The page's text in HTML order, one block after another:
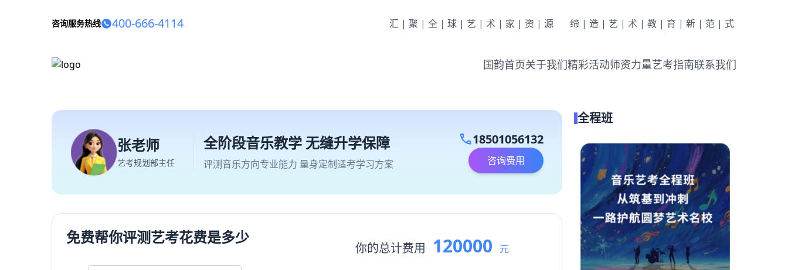
咨询服务热线 400-666-4114 汇|聚|全|球|艺|术|家|资|源 缔|造|艺|术|教|育|新|范|式
国韵首页关于我们精彩活动师资力量艺考指南联系我们
张老师
艺考规划部主任
全阶段音乐教学 无缝升学保障
评测音乐方向专业能力 量身定制适考学习方案
call18501056132
咨询费用
免费帮你评测艺考花费是多少
你的总计费用 120000 元
全程班